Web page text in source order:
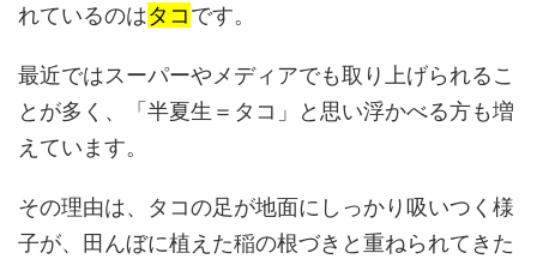
れているのはタコです。
最近ではスーパーやメディアでも取り上げられるこ
とが多く、「半夏生＝タコ」と思い浮かべる方も増
えています。
その理由は、タコの足が地面にしっかり吸いつく様
子が、田んぼに植えた稲の根づきと重ねられてきた